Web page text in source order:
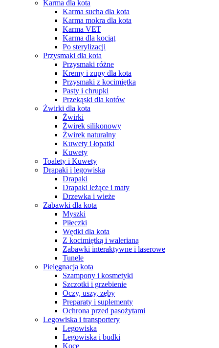
Karma dla kota
Karma sucha dla kota
Karma mokra dla kota
Karma VET
Karma dla kociąt
Po sterylizacji
Przysmaki dla kota
Przysmaki różne
Kremy i zupy dla kota
Przysmaki z kocimiętką
Pasty i chrupki
Przekąski dla kotów
Żwirki dla kota
Żwirki
Żwirek silikonowy
Żwirek naturalny
Kuwety i łopatki
Kuwety
Toalety i Kuwety
Drapaki i legowiska
Drapaki
Drapaki leżące i maty
Drzewka i wieże
Zabawki dla kota
Myszki
Piłeczki
Wędki dla kota
Z kocimiętką i walerianą
Zabawki interaktywne i laserowe
Tunele
Pielęgnacja kota
Szampony i kosmetyki
Szczotki i grzebienie
Oczy, uszy, zęby
Preparaty i suplementy
Ochrona przed pasożytami
Legowiska i transportery
Legowiska
Legowiska i budki
Koce